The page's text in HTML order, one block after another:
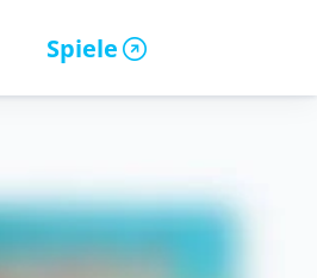
Spiele